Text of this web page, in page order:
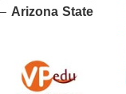
Arizona State